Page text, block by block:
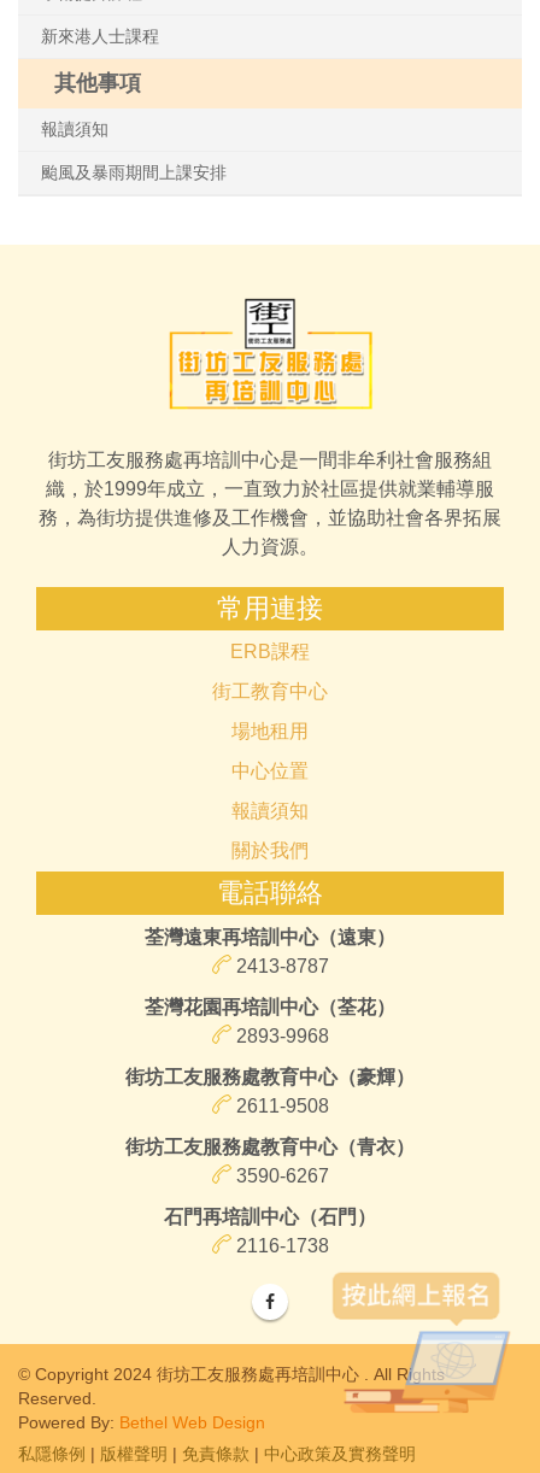
新來港人士課程
其他事項
報讀須知
颱風及暴雨期間上課安排
街坊工友服務處再培訓中心是一間非牟利社會服務組
織，於1999年成立，一直致力於社區提供就業輔導服
務，為街坊提供進修及工作機會，並協助社會各界拓展
人力資源。
常用連接
ERB課程
街工教育中心
場地租用
中心位置
報讀須知
關於我們
電話聯絡
荃灣遠東再培訓中心（遠東）
2413-8787
荃灣花園再培訓中心（荃花）
2893-9968
街坊工友服務處教育中心（豪輝）
2611-9508
街坊工友服務處教育中心（青衣）
3590-6267
石門再培訓中心（石門）
2116-1738
© Copyright 2024 街坊工友服務處再培訓中心 . All Rights
Reserved.
Powered By: Bethel Web Design
私隱條例
版權聲明 免責條款 中心政策及實務聲明